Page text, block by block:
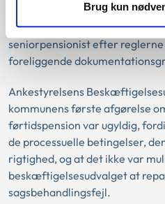
Brug kun
Ankestyrelsens
kommunen ikke kunne
seniorpensionist efter
foreliggende
Ankestyrelsens
kommunens første afgørelse
førtidspension var ugyldig,
de processuelle betingelser,
rigtighed, og at det ikke var
beskæftigelsesudvalget at
sagsbehandlingsfejl.